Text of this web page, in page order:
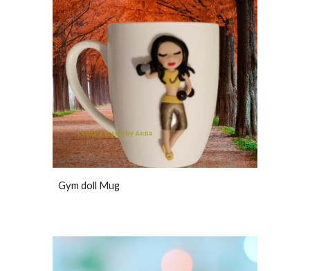
Gym doll Mug